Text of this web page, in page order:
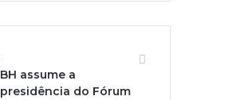
BH assume a
presidência do Fórum